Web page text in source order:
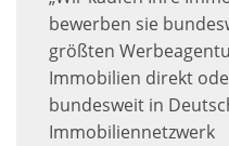
bewerben sie
größten
Immobilien direkt
bundesweit in
Immobiliennetzwerk